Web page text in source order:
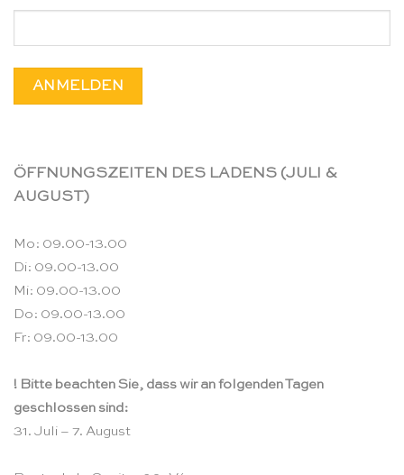
ÖFFNUNGSZEITEN DES LADENS (JULI &
AUGUST)
Mo: 09.00-13.00
Di: 09.00-13.00
Mi: 09.00-13.00
Do: 09.00-13.00
Fr: 09.00-13.00
! Bitte beachten Sie, dass wir an folgenden Tagen
geschlossen sind:
31. Juli – 7. August